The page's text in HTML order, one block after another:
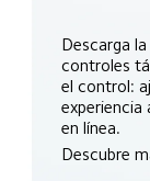
Descarga
controles
el control:
experiencia
en línea.
Descubre